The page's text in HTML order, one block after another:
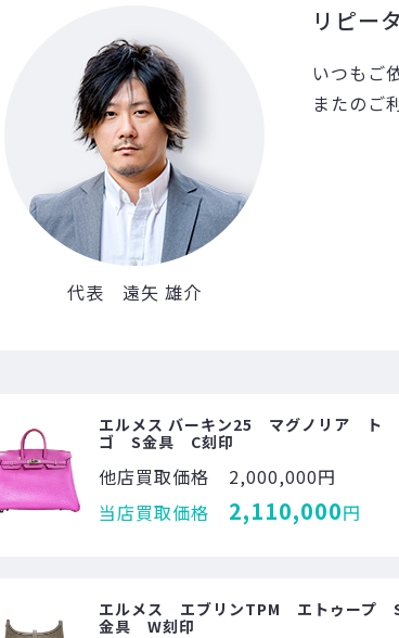
代表 遠矢 雄介
リピー
いつもご
またのご
エルメス バーキン25 マグノリア ト
ゴ S金具 C刻印
他店買取価格
2,000,000円
当店買取価格
2,110,000円
エルメス エブリンTPM エトゥープ
金具 W刻印